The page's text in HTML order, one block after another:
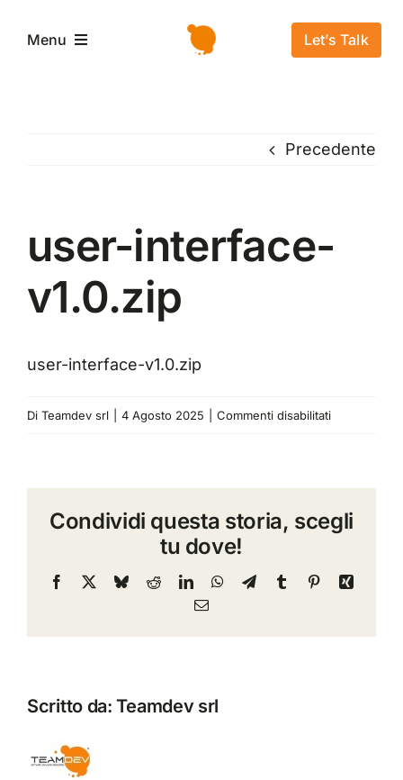
Menu
Servizi e Soluzioni
Settori
Let’s Talk
Precedente
user-interface-
v1.0.zip
user-interface-v1.0.zip
Di Teamdev srl 4 Agosto 2025 Commenti disabilitatisu
Condividi questa storia, scegli
tu dove!
Facebook BlueskyRedditLinkedInWhatsApp
TelegramTumblr PinterestXing
Email
Scritto da:Teamdev srl